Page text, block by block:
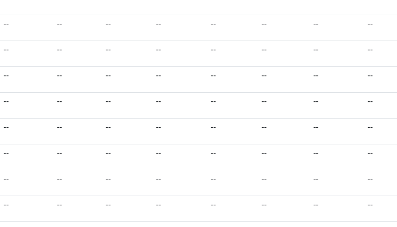
-- -- -- -- -- -- -- --
-- -- -- -- -- -- -- --
-- -- -- -- -- -- -- --
-- -- -- -- -- -- -- --
-- -- -- -- -- -- -- --
-- -- -- -- -- -- -- --
-- -- -- -- -- -- -- --
-- -- -- -- -- -- -- --